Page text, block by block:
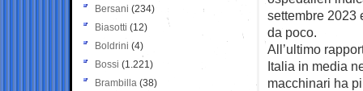
settembre 2023
da poco.
All’ultimo
Italia in media
macchinari ha
Bersani (234)
Biasotti (12)
Boldrini (4)
Bossi (1.221)
Brambilla (38)